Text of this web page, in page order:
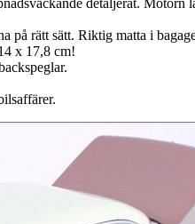
detaljerat.
på rätt sätt. Riktig matta i
x 17,8 cm!